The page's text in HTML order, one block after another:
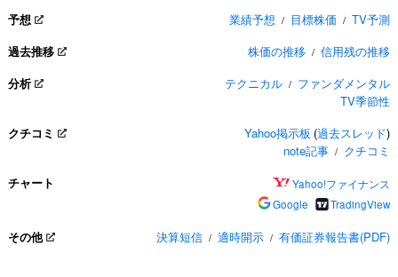
予想
業績予想 / 目標株価 / TV予測
過去推移
株価の推移 / 信用残の推移
分析
テクニカル / ファンダメンタル
TV季節性
クチコミ
Yahoo掲示板 (過去スレッド)
note記事 / クチコミ
チャート
Yahoo!ファイナンス
Google
TradingView
その他 決算短信 / 適時開示 / 有価証券報告書(PDF)